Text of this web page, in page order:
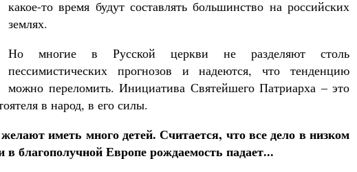
какое-то время будут составлять большинство на российских
землях.
Но многие в Русской церкви не разделяют столь
пессимистических прогнозов и надеются, что тенденцию
можно переломить. Инициатива Святейшего Патриарха – это
в народ, в его силы.
иметь много детей. Считается, что все дело в низком
благополучной Европе рождаемость падает...
Кирилл Мурышев
Великомученик Георгий Победоносец. Научись у